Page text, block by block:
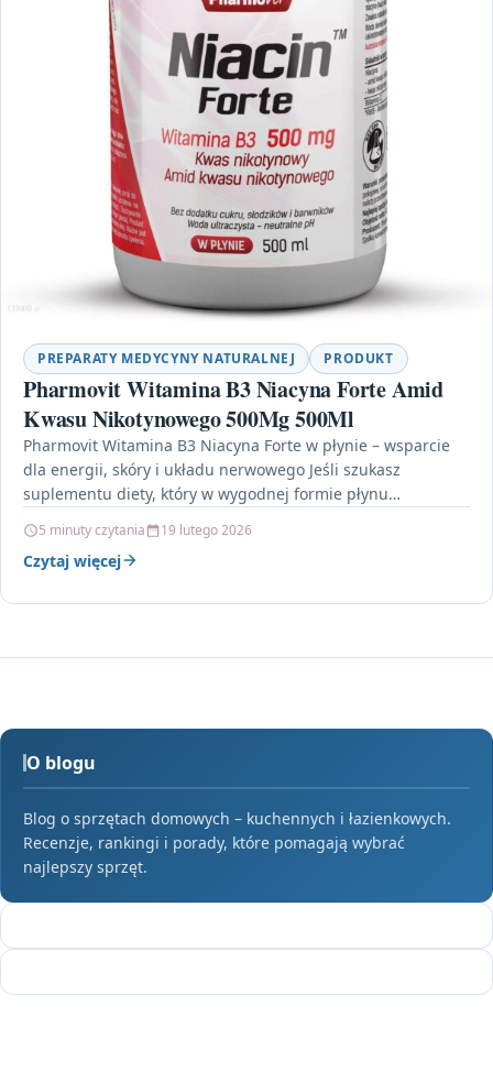
PREPARATY MEDYCYNY NATURALNEJ PRODUKT
Pharmovit Witamina B3 Niacyna Forte Amid
Kwasu Nikotynowego 500Mg 500Ml
Pharmovit Witamina B3 Niacyna Forte w płynie – wsparcie
dla energii, skóry i układu nerwowego Jeśli szukasz
suplementu diety, który w wygodnej formie płynu…
5 minuty czytania 19 lutego 2026
Czytaj więcej
O blogu
Blog o sprzętach domowych – kuchennych i łazienkowych.
Recenzje, rankingi i porady, które pomagają wybrać
najlepszy sprzęt.